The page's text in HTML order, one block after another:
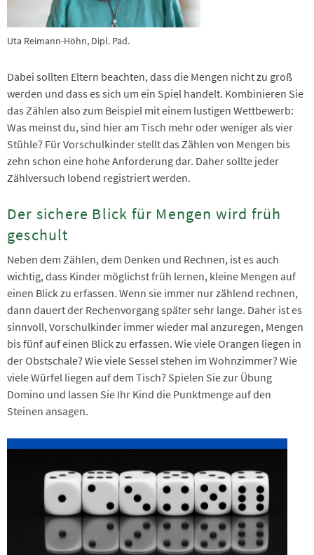
Uta Reimann-Höhn, Dipl. Päd.
Dabei sollten Eltern beachten, dass die Mengen nicht zu groß
werden und dass es sich um ein Spiel handelt. Kombinieren Sie
das Zählen also zum Beispiel mit einem lustigen Wettbewerb:
Was meinst du, sind hier am Tisch mehr oder weniger als vier
Stühle? Für Vorschulkinder stellt das Zählen von Mengen bis
zehn schon eine hohe Anforderung dar. Daher sollte jeder
Zählversuch lobend registriert werden.
Der sichere Blick für Mengen wird früh
geschult
Neben dem Zählen, dem Denken und Rechnen, ist es auch
wichtig, dass Kinder möglichst früh lernen, kleine Mengen auf
einen Blick zu erfassen. Wenn sie immer nur zählend rechnen,
dann dauert der Rechenvorgang später sehr lange. Daher ist es
sinnvoll, Vorschulkinder immer wieder mal anzuregen, Mengen
bis fünf auf einen Blick zu erfassen. Wie viele Orangen liegen in
der Obstschale? Wie viele Sessel stehen im Wohnzimmer? Wie
viele Würfel liegen auf dem Tisch? Spielen Sie zur Übung
Domino und lassen Sie Ihr Kind die Punktmenge auf den
Steinen ansagen.